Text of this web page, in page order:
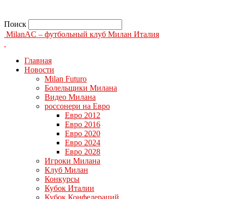
Поиск
MilanAC – футбольный клуб Милан Италия
Главная
Новости
Milan Futuro
Болельщики Милана
Видео Милана
россонери на Евро
Евро 2012
Евро 2016
Евро 2020
Евро 2024
Евро 2028
Игроки Милана
Клуб Милан
Конкурсы
Кубок Италии
Кубок Конфедераций